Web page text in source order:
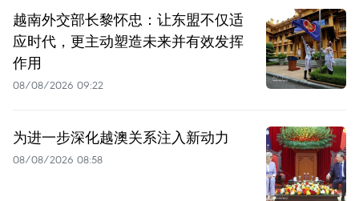
越南外交部长黎怀忠：让东盟不仅适
应时代，更主动塑造未来并有效发挥
作用
08/08/2026 09:22
为进一步深化越澳关系注入新动力
08/08/2026 08:58